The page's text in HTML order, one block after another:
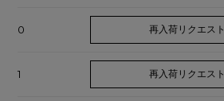
0 再入荷リクエスト
1 再入荷リクエスト